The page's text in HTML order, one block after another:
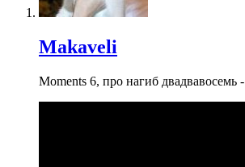
Makaveli
Moments 6, про нагиб двадвавосемь -